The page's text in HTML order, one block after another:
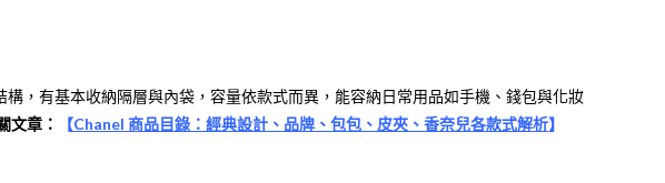
，有基本收納隔層與內袋，容量依款式而異，能容納日常用品如手機、錢包與化妝
文章： 【Chanel 商品目錄：經典設計、品牌、包包、皮夾、香奈兒各款式解析】